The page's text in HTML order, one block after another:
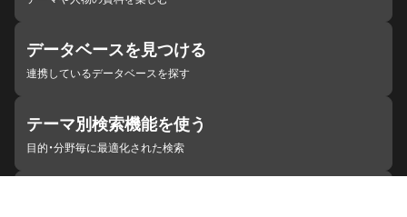
データベースを見つける
連携しているデータベースを探す
テーマ別検索機能を使う
目的・分野毎に最適化された検索